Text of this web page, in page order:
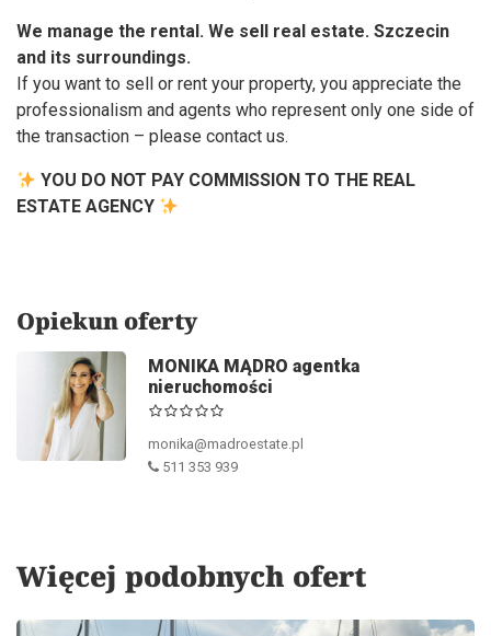
We manage the rental. We sell real estate. Szczecin
and its surroundings.
If you want to sell or rent your property, you appreciate the
professionalism and agents who represent only one side of
the transaction – please contact us.
YOU DO NOT PAY COMMISSION TO THE REAL
ESTATE AGENCY
Opiekun oferty
MONIKA MĄDRO agentka
nieruchomości
monika@madroestate.pl
511 353 939
Więcej podobnych ofert